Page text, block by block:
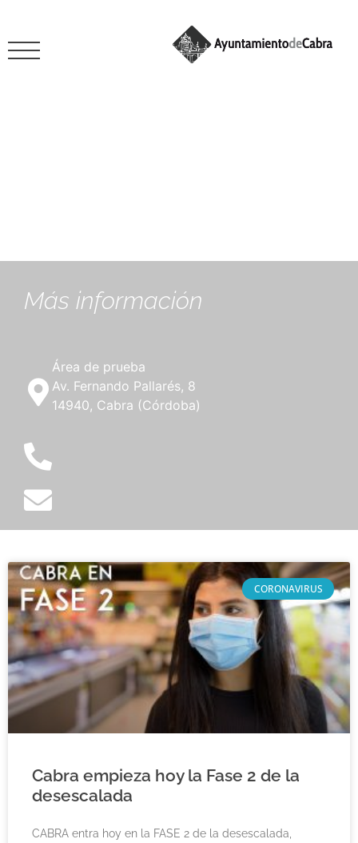
Más información
Área de prueba
Av. Fernando Pallarés, 8
14940, Cabra (Córdoba)
CORONAVIRUS
Cabra empieza hoy la Fase 2 de la
desescalada
CABRA entra hoy en la FASE 2 de la desescalada,